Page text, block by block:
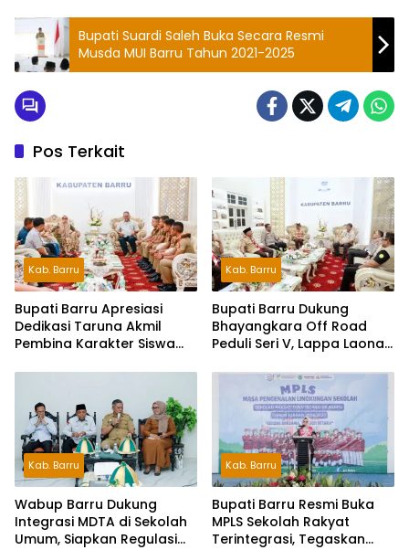
Bupati Suardi Saleh Buka Secara Resmi
Musda MUI Barru Tahun 2021-2025
Pos Terkait
Kab. Barru
Bupati Barru Apresiasi
Dedikasi Taruna Akmil
Pembina Karakter Siswa
Kab. Barru
Bupati Barru Dukung
Bhayangkara Off Road
Peduli Seri V, Lappa Laona
Peserta
Kab. Barru
Wabup Barru Dukung
Integrasi MDTA di Sekolah
Umum, Siapkan Regulasi
Kab. Barru
Bupati Barru Resmi Buka
MPLS Sekolah Rakyat
Terintegrasi, Tegaskan